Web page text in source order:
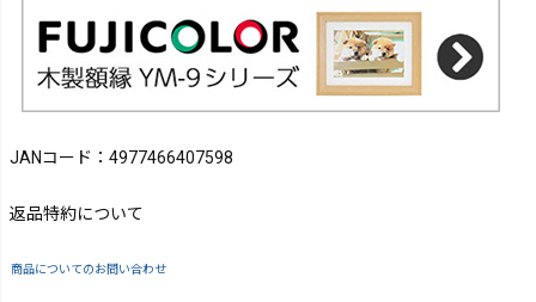
JANコード：4977466407598
返品特約について
商品についてのお問い合わせ